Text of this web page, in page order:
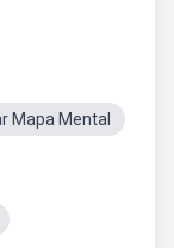
Mapa Mental